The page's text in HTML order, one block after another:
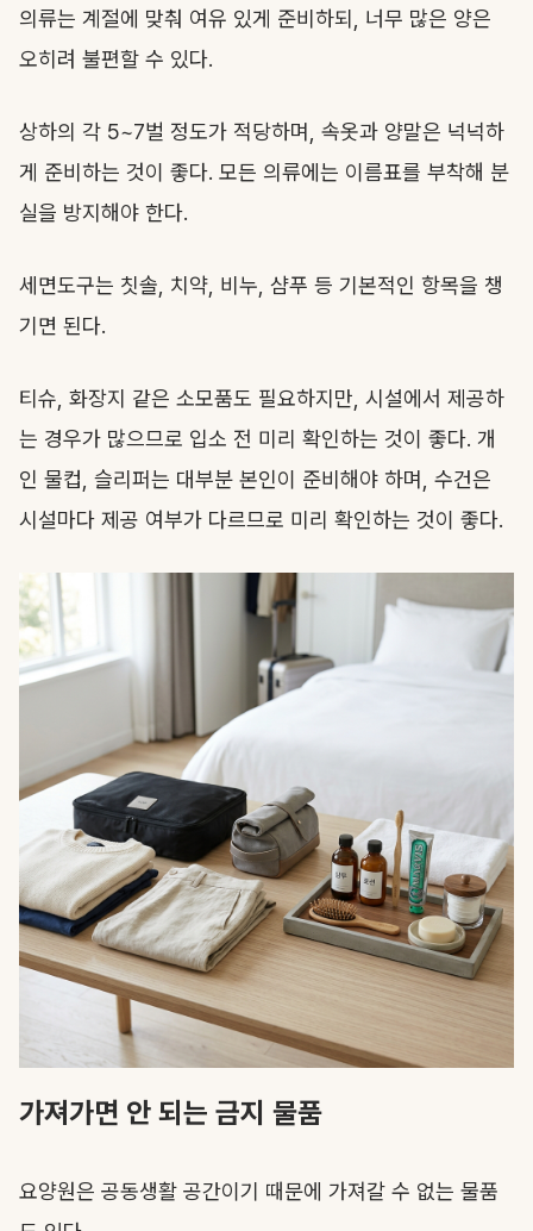
의류는 계절에 맞춰 여유 있게 준비하되, 너무 많은 양은
오히려 불편할 수 있다.
상하의 각 5~7벌 정도가 적당하며, 속옷과 양말은 넉넉하
게 준비하는 것이 좋다. 모든 의류에는 이름표를 부착해 분
실을 방지해야 한다.
세면도구는 칫솔, 치약, 비누, 샴푸 등 기본적인 항목을 챙
기면 된다.
티슈, 화장지 같은 소모품도 필요하지만, 시설에서 제공하
는 경우가 많으므로 입소 전 미리 확인하는 것이 좋다. 개
인 물컵, 슬리퍼는 대부분 본인이 준비해야 하며, 수건은
시설마다 제공 여부가 다르므로 미리 확인하는 것이 좋다.
가져가면 안 되는 금지 물품
요양원은 공동생활 공간이기 때문에 가져갈 수 없는 물품